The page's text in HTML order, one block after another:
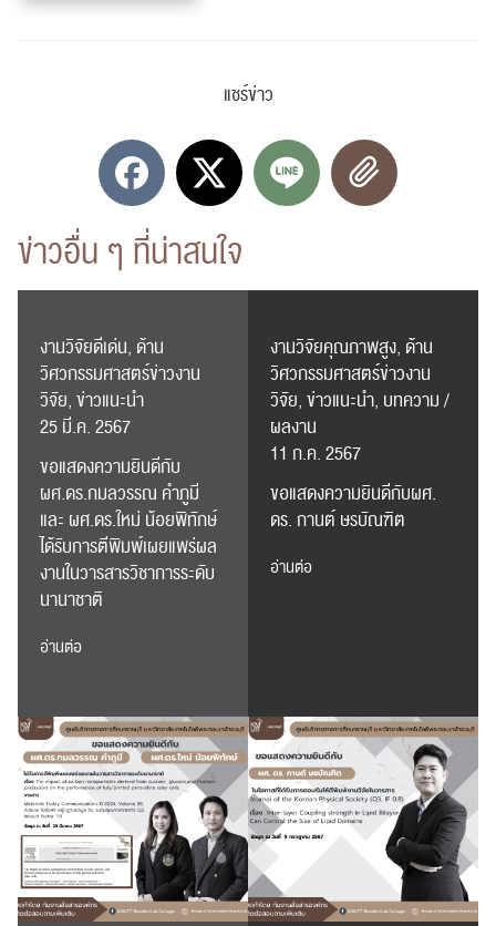
ค้นหา
สำหรับ:
แชร์ข่าว
ข่าวอื่น ๆ ที่น่าสนใจ
งานวิจัยดีเด่น, ด้าน
วิศวกรรมศาสตร์ข่าวงาน
วิจัย, ข่าวแนะนำ
25 มี.ค. 2567
ขอแสดงความยินดีกับ
ผศ.ดร.กมลวรรณ คำภูมี
และ ผศ.ดร.ใหม่ น้อยพิทักษ์
ได้รับการตีพิมพ์เผยแพร่ผล
งานในวารสารวิชาการระดับ
นานาชาติ
อ่านต่อ
งานวิจัยคุณภาพสูง, ด้าน
วิศวกรรมศาสตร์ข่าวงาน
วิจัย, ข่าวแนะนำ, บทความ /
ผลงาน
11 ก.ค. 2567
ขอแสดงความยินดีกับผศ.
ดร. กานต์ ษรบัณฑิต
อ่านต่อ
RC Activity
ส่งข่าวประชาสัมพันธ์
ส่งข่าวประชาสัมพันธ์